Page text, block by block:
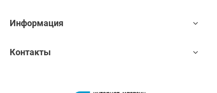
Информация
Контакты